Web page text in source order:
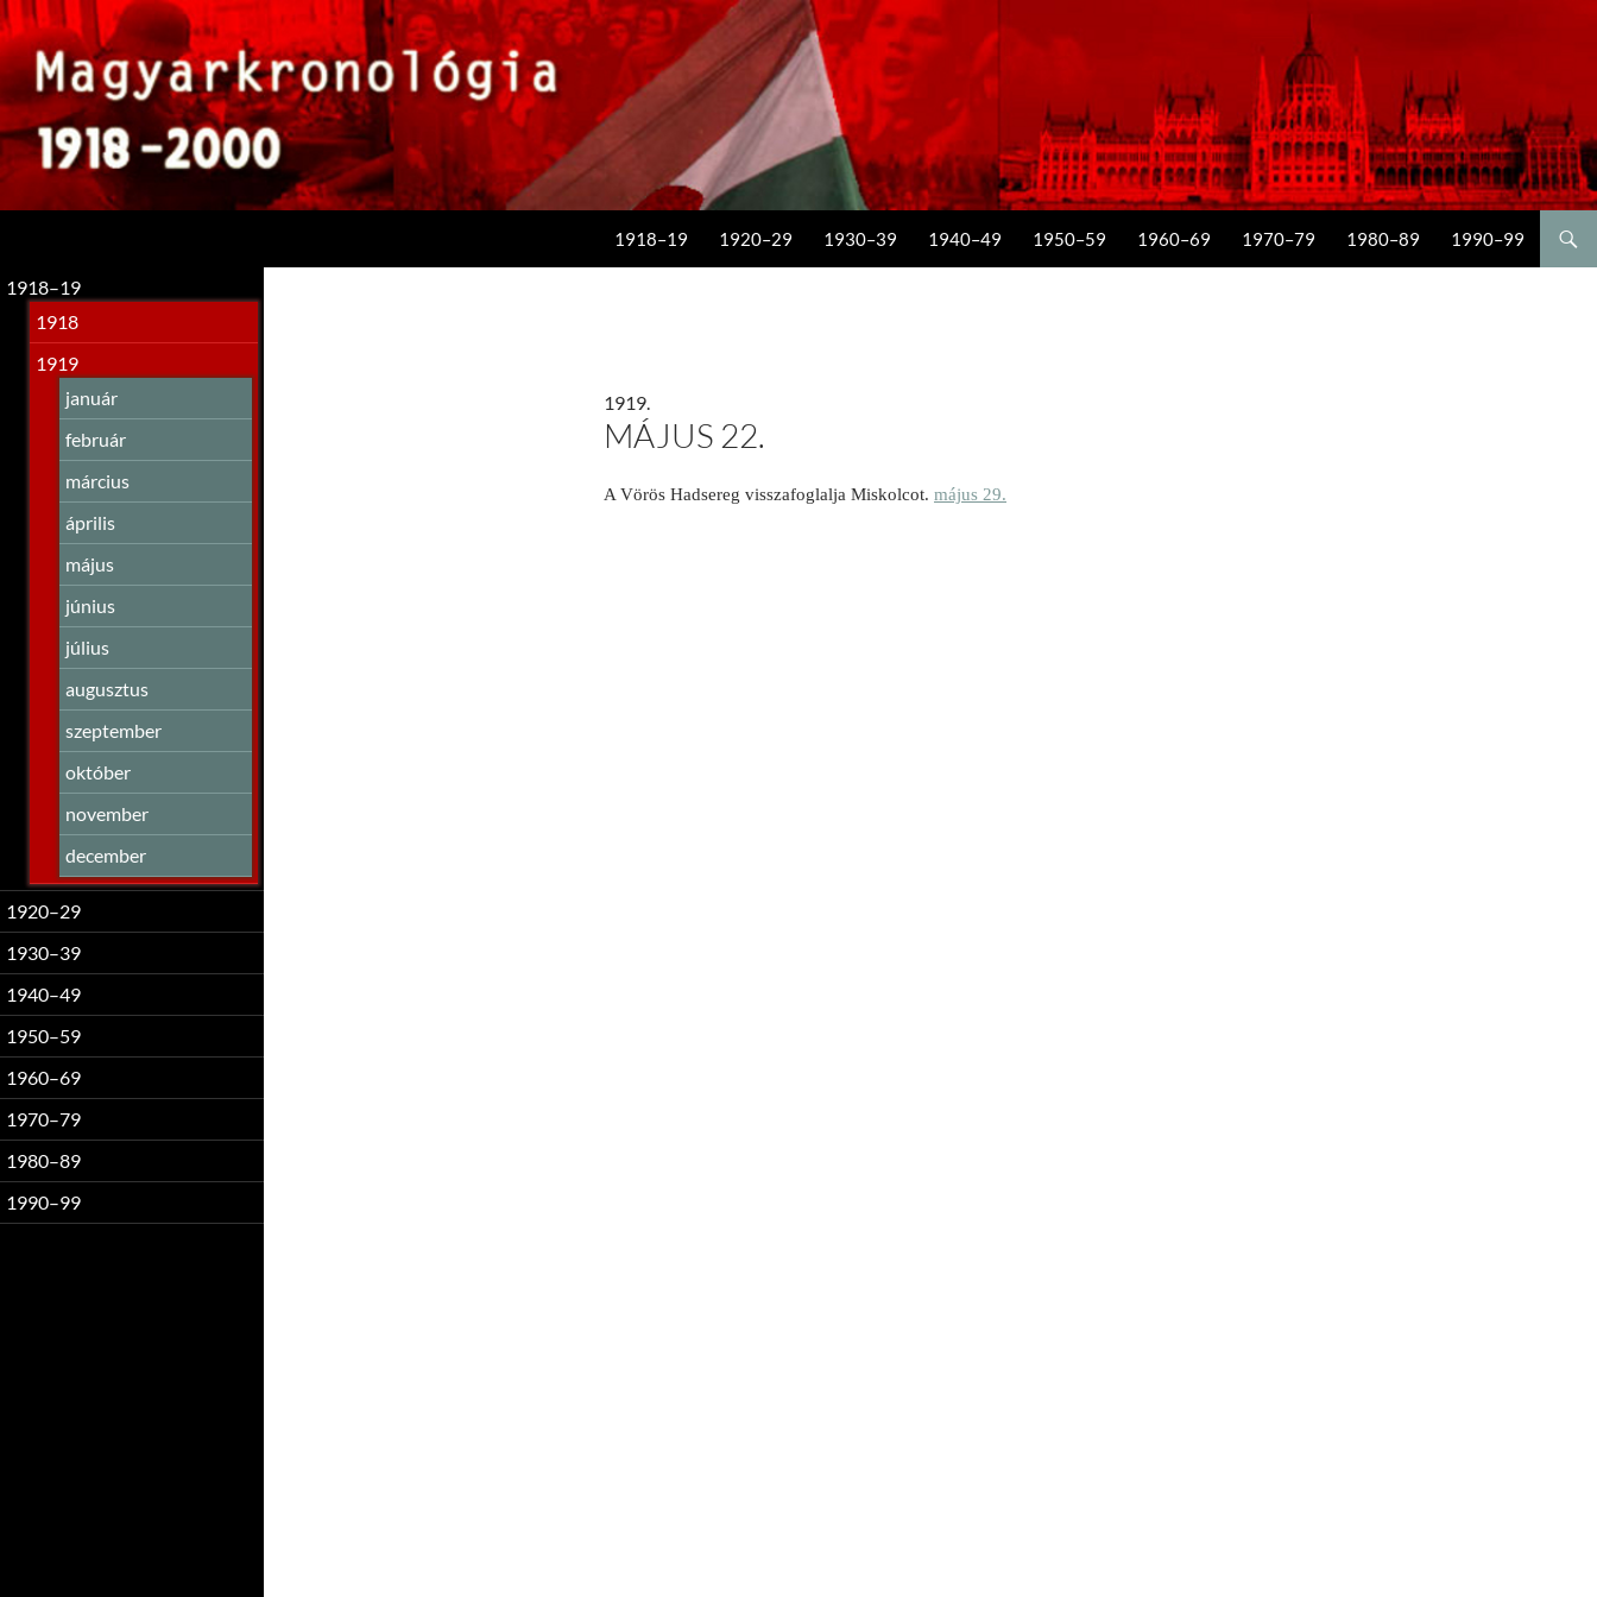
1918–19 1920–29 1930–39 1940–49 1950–59 1960–69 1970–79 1980–89 1990–99
1919.
MÁJUS 22.
A Vörös Hadsereg visszafoglalja Miskolcot. május 29.
1918–19
1918
1919
január
február
március
április
május
június
július
augusztus
szeptember
október
november
december
1920–29
1930–39
1940–49
1950–59
1960–69
1970–79
1980–89
1990–99